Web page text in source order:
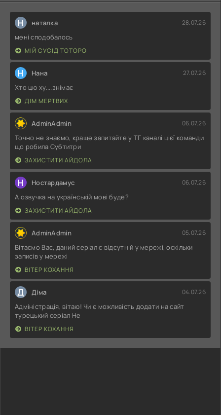
Н наталка 28.07.26
мені сподобалось
МІЙ СУСІД ТОТОРО
Н Нана 27.07.26
Хто цю ху....знімає
ДІМ МЕРТВИХ
AdminAdmin 06.07.26
Точно не знаємо, краще запитайте у ТГ каналі цієї команди
що робила Субтитри
ЗАХИСТИТИ АЙДОЛА
Н Ностардамус 06.07.26
А озвучка на українській мові буде?
ЗАХИСТИТИ АЙДОЛА
AdminAdmin 05.07.26
Вітаємо Вас, даний серіал є відсутній у мережі, оскільки
записів у мережі
ВІТЕР КОХАННЯ
Д Діма 04.07.26
Адміністрація, вітаю! Чи є можливість додати на сайт
турецький серіал Не
ВІТЕР КОХАННЯ